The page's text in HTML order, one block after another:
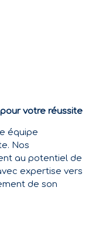
votre réussite
équipe
Nos
au potentiel de
expertise vers
de son